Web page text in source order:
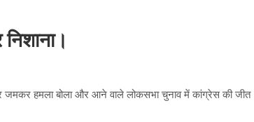
जमकर हमला बोला और आने वाले लोकसभा चुनाव में कांग्रेस की जीत